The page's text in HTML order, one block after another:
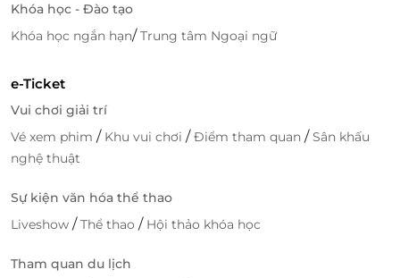
Khóa học - Đào tạo
Khóa học ngắn hạn/Trung tâm Ngoại ngữ
e-Ticket
Vui chơi giải trí
Vé xem phim / Khu vui chơi /Điểm tham quan /Sân khấu
nghệ thuật
Sự kiện văn hóa thể thao
Liveshow /Thể thao / Hội thảo khóa học
Tham quan du lịch